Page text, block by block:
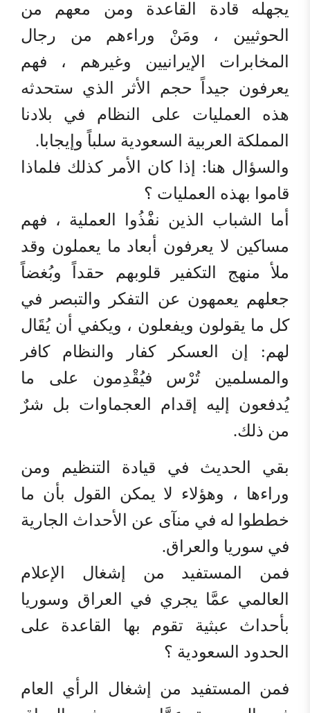
يجهله قادة القاعدة ومن معهم من
الحوثيين ، ومَنْ وراءهم من رجال
المخابرات الإيرانيين وغيرهم ، فهم
يعرفون جيداً حجم الأثر الذي ستحدثه
هذه العمليات على النظام في بلادنا
المملكة العربية السعودية سلباً وإيجابا.
والسؤال هنا: إذا كان الأمر كذلك فلماذا
قاموا بهذه العمليات ؟
أما الشباب الذين نفَْذُوا العملية ، فهم
مساكين لا يعرفون أبعاد ما يعملون وقد
ملأ منهج التكفير قلوبهم حقداً وبُغضاً
جعلهم يعمهون عن التفكر والتبصر في
كل ما يقولون ويفعلون ، ويكفي أن يُقَال
لهم: إن العسكر كفار والنظام كافر
والمسلمين تُرْس فيُقْدِمون على ما
يُدفعون إليه إقدام العجماوات بل شرٌ
من ذلك.
بقي الحديث في قيادة التنظيم ومن
وراءها ، وهؤلاء لا يمكن القول بأن ما
خططوا له في منآى عن الأحداث الجارية
في سوريا والعراق.
فمن المستفيد من إشغال الإعلام
العالمي عمَّا يجري في العراق وسوريا
بأحداث عبثية تقوم بها القاعدة على
الحدود السعودية ؟
فمن المستفيد من إشغال الرأي العام